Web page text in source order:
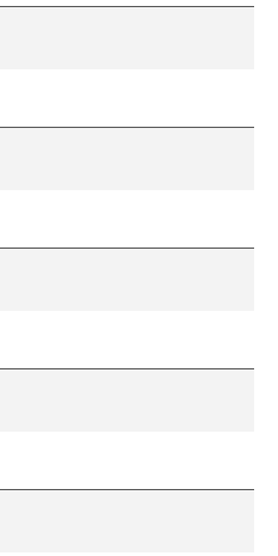
が出やすくフロントタイヤの
のチェックが必要になりま
可能なのかも含め、必ず確
整備済みの商品はフレームの
検または交換後に販売してお
ん。
点検項目を点検し、調整また
す）